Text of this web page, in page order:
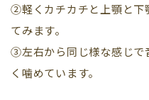
②軽くカチカチと上顎と下
てみます。
③左右から同じ様な感じで
く噛めています。